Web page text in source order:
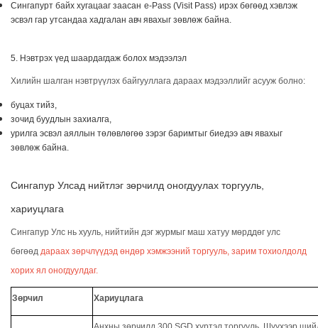
Сингапурт байх хугацааг заасан e-Pass (Visit Pass) ирэх бөгөөд хэвлэж
эсвэл гар утсандаа хадгалан авч явахыг зөвлөж байна.
5. Нэвтрэх үед шаардагдаж болох мэдээлэл
Хилийн шалган нэвтрүүлэх байгууллага дараах мэдээллийг асууж болно:
буцах тийз,
зочид буудлын захиалга,
урилга эсвэл аяллын төлөвлөгөө зэрэг баримтыг биедээ авч явахыг
зөвлөж байна.
Сингапур Улсад нийтлэг зөрчилд оногдуулах торгууль,
хариуцлага
Сингапур Улс нь хууль, нийтийн дэг журмыг маш хатуу мөрддөг улс
бөгөөд дараах зөрчлүүдэд өндөр хэмжээний торгууль, зарим тохиолдолд
хорих ял оногдуулдаг.
Зөрчил Хариуцлага